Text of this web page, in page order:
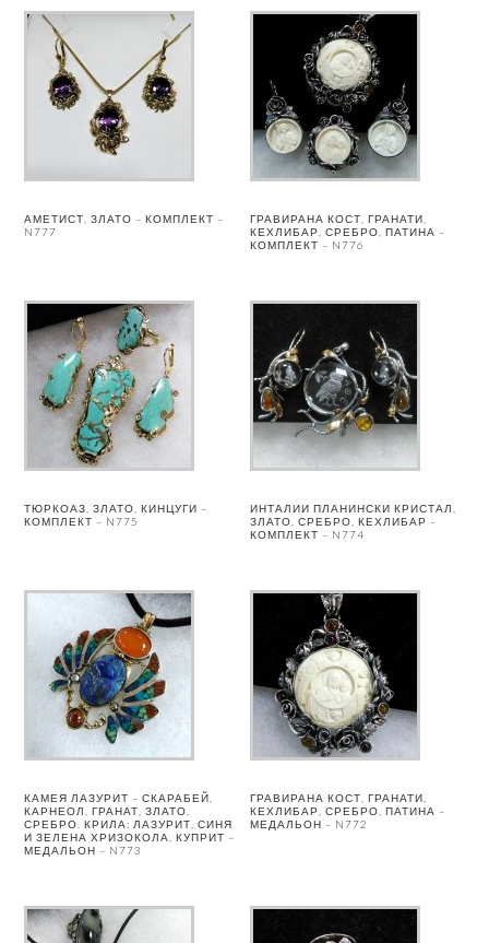
АМЕТИСТ, ЗЛАТО – КОМПЛЕКТ –
N777
ГРАВИРАНА КОСТ, ГРАНАТИ,
КЕХЛИБАР, СРЕБРО, ПАТИНА –
КОМПЛЕКТ – N776
ТЮРКОАЗ, ЗЛАТО, КИНЦУГИ –
КОМПЛЕКТ – N775
ИНТАЛИИ ПЛАНИНСКИ КРИСТАЛ,
ЗЛАТО, СРЕБРО, КЕХЛИБАР –
КОМПЛЕКТ – N774
КАМЕЯ ЛАЗУРИТ – СКАРАБЕЙ,
КАРНЕОЛ, ГРАНАТ, ЗЛАТО,
СРЕБРО. КРИЛА: ЛАЗУРИТ, СИНЯ
И ЗЕЛЕНА ХРИЗОКОЛА, КУПРИТ –
МЕДАЛЬОН – N773
ГРАВИРАНА КОСТ, ГРАНАТИ,
КЕХЛИБАР, СРЕБРО, ПАТИНА –
МЕДАЛЬОН – N772